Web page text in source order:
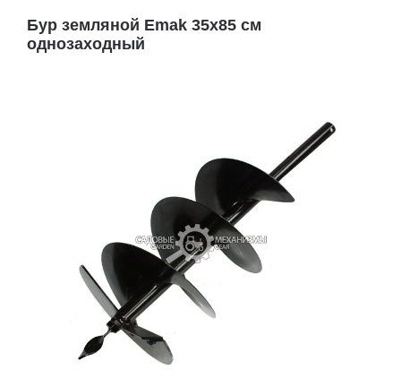
Бур земляной Emak 35х85 см
однозаходный